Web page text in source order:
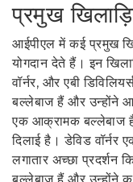
प्रमुख
आईपीएल में कई प्रमुख
योगदान देते हैं। इन
वॉर्नर, और एबी
बल्लेबाज हैं और उन्होंने
एक आक्रामक बल्लेबाज
दिलाई है। डेविड
लगातार अच्छा प्रदर्शन